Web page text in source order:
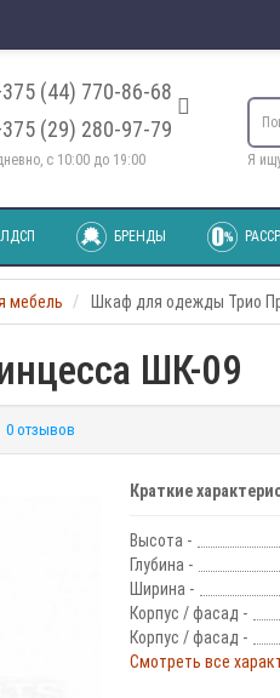
(44) 770-86-68
(29) 280-97-79
с 10:00 до 19:00 Я
БРЕНДЫ
мебель Шкаф для одежды Трио
ШК-09
0 отзывов
Краткие
Высота -
Глубина -
Ширина -
Корпус / фасад -
Корпус / фасад -
Смотреть все